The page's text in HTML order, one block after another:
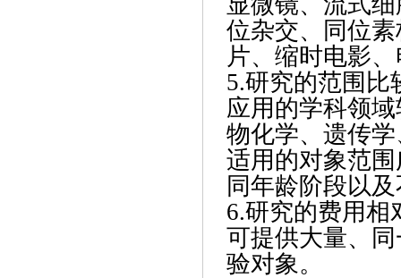
位杂交、同位
片、缩时电影
5.研究的范围比
应用的学科领
物化学、遗传
适用的对象范
同年龄阶段以
6.研究的费用相
可提供大量、
验对象。